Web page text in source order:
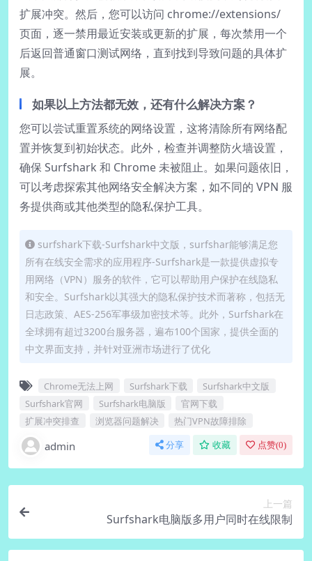
扩展冲突。然后，您可以访问 chrome://extensions/
页面，逐一禁用最近安装或更新的扩展，每次禁用一个
后返回普通窗口测试网络，直到找到导致问题的具体扩
展。
如果以上方法都无效，还有什么解决方案？
您可以尝试重置系统的网络设置，这将清除所有网络配
置并恢复到初始状态。此外，检查并调整防火墙设置，
确保 Surfshark 和 Chrome 未被阻止。如果问题依旧，
可以考虑探索其他网络安全解决方案，如不同的 VPN 服
务提供商或其他类型的隐私保护工具。
surfshark下载-Surfshark中文版，surfshar能够满足您
所有在线安全需求的应用程序-Surfshark是一款提供虚拟专
用网络（VPN）服务的软件，它可以帮助用户保护在线隐私
和安全。Surfshark以其强大的隐私保护技术而著称，包括无
日志政策、AES-256军事级加密技术等。此外，Surfshark在
全球拥有超过3200台服务器，遍布100个国家，提供全面的
中文界面支持，并针对亚洲市场进行了优化
Chrome无法上网 Surfshark下载
Surfshark中文版
Surfshark官网
Surfshark电脑版
官网下载
扩展冲突排查
浏览器问题解决 热门VPN故障排除
admin 分享 收藏 点赞(0)
上一篇
Surfshark电脑版多用户同时在线限制